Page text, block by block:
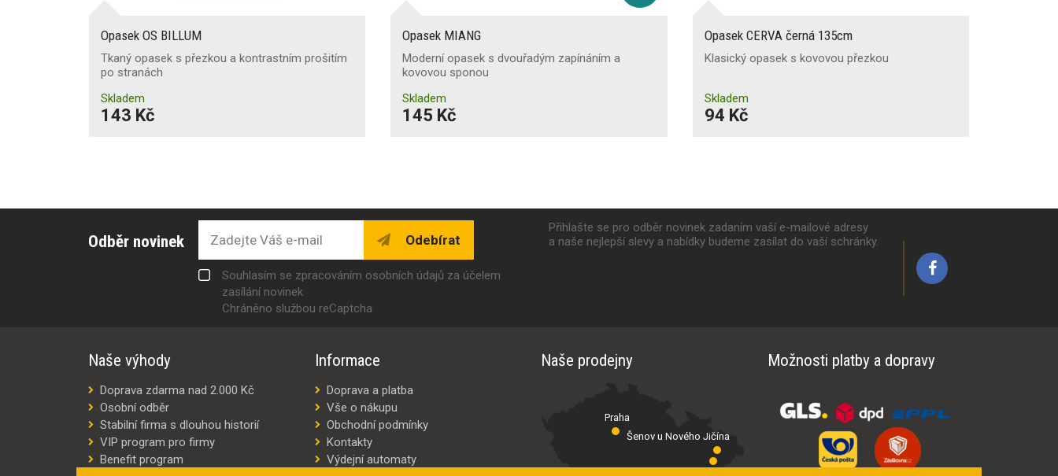
Opasek OS BILLUM
Tkaný opasek s přezkou a kontrastním prošitím
po stranách
Skladem
143 Kč
Opasek MIANG
Moderní opasek s dvouřadým zapínáním a
kovovou sponou
Skladem
145 Kč
Opasek CERVA černá 135cm
Klasický opasek s kovovou přezkou
Skladem
94 Kč
Odběr novinek Odebírat
Souhlasím se zpracováním osobních údajů za účelem
zasílání novinek
Chráněno službou reCaptcha
Přihlašte se pro odběr novinek zadaním vaší e-mailové adresy
a naše nejlepší slevy a nabídky budeme zasílat do vaší schránky.
Naše výhody
Doprava zdarma nad 2.000 Kč
Osobní odběr
Stabilní firma s dlouhou historií
VIP program pro firmy
Benefit program
Informace
Doprava a platba
Vše o nákupu
Obchodní podmínky
Kontakty
Výdejní automaty
Naše prodejny
Praha
Šenov u Nového Jičína
Možnosti platby a dopravy